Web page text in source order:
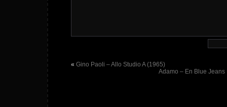
« Gino Paoli – Allo Studio A (1965)
Adamo – En Blue Jeans